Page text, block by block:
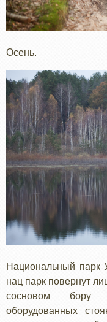
Осень.
Национальный парк
нац парк повернут
сосновом бору
оборудованных